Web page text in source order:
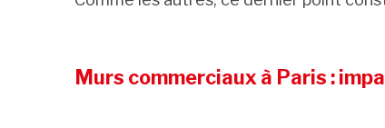
Murs commerciaux à Paris :